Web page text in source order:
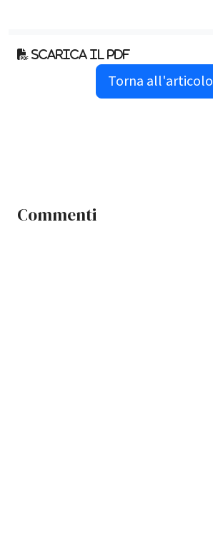
Scarica il pdf
Torna all'articolo
Commenti